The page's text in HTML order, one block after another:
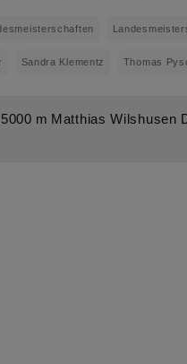
Sandra Klementz Thomas
m Matthias Wilshusen